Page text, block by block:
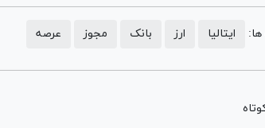
ایتالیا ارز بانک مجوز عرصه